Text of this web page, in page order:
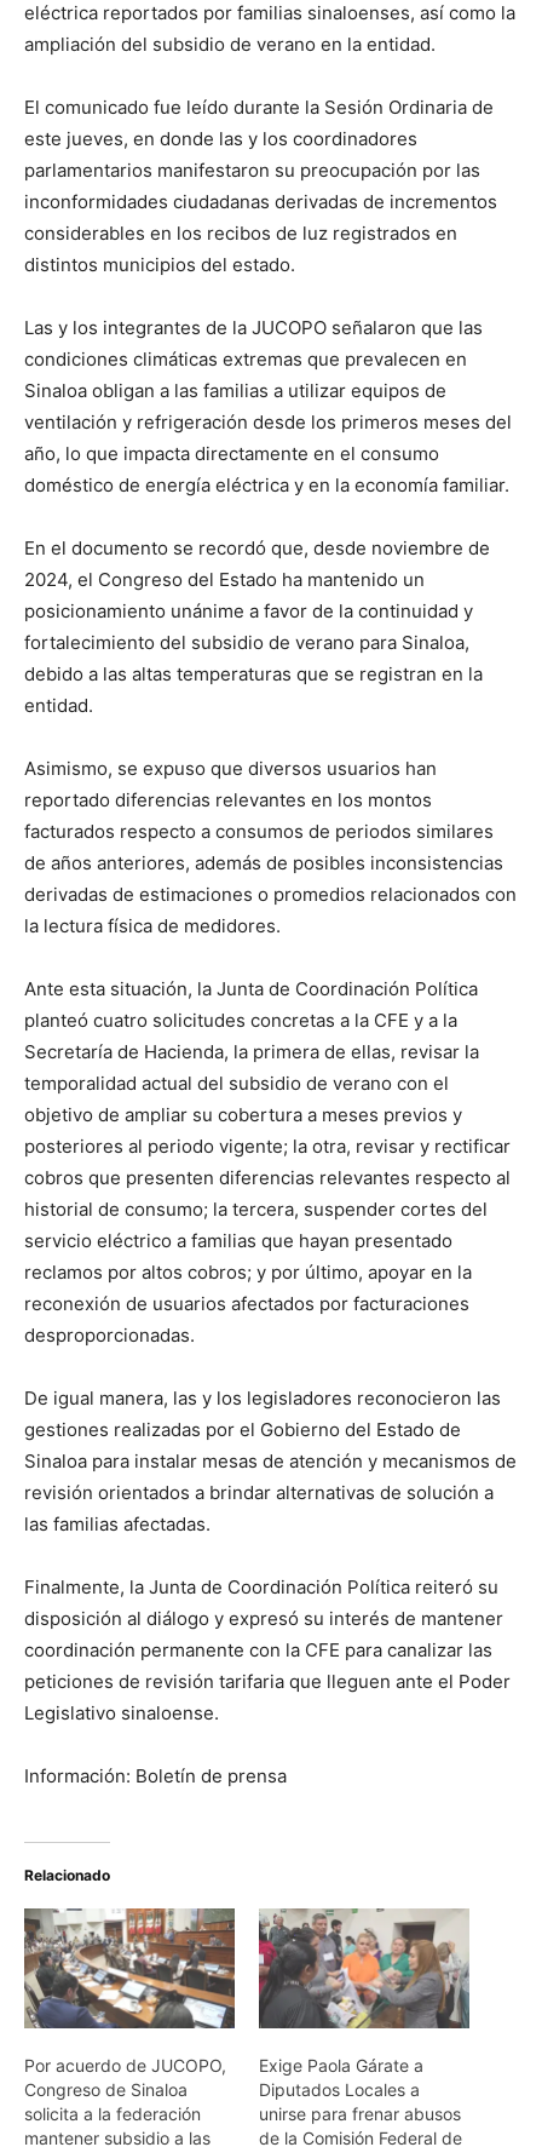
eléctrica reportados por familias sinaloenses, así como la
ampliación del subsidio de verano en la entidad.
El comunicado fue leído durante la Sesión Ordinaria de
este jueves, en donde las y los coordinadores
parlamentarios manifestaron su preocupación por las
inconformidades ciudadanas derivadas de incrementos
considerables en los recibos de luz registrados en
distintos municipios del estado.
Las y los integrantes de la JUCOPO señalaron que las
condiciones climáticas extremas que prevalecen en
Sinaloa obligan a las familias a utilizar equipos de
ventilación y refrigeración desde los primeros meses del
año, lo que impacta directamente en el consumo
doméstico de energía eléctrica y en la economía familiar.
En el documento se recordó que, desde noviembre de
2024, el Congreso del Estado ha mantenido un
posicionamiento unánime a favor de la continuidad y
fortalecimiento del subsidio de verano para Sinaloa,
debido a las altas temperaturas que se registran en la
entidad.
Asimismo, se expuso que diversos usuarios han
reportado diferencias relevantes en los montos
facturados respecto a consumos de periodos similares
de años anteriores, además de posibles inconsistencias
derivadas de estimaciones o promedios relacionados con
la lectura física de medidores.
Ante esta situación, la Junta de Coordinación Política
planteó cuatro solicitudes concretas a la CFE y a la
Secretaría de Hacienda, la primera de ellas, revisar la
temporalidad actual del subsidio de verano con el
objetivo de ampliar su cobertura a meses previos y
posteriores al periodo vigente; la otra, revisar y rectificar
cobros que presenten diferencias relevantes respecto al
historial de consumo; la tercera, suspender cortes del
servicio eléctrico a familias que hayan presentado
reclamos por altos cobros; y por último, apoyar en la
reconexión de usuarios afectados por facturaciones
desproporcionadas.
De igual manera, las y los legisladores reconocieron las
gestiones realizadas por el Gobierno del Estado de
Sinaloa para instalar mesas de atención y mecanismos de
revisión orientados a brindar alternativas de solución a
las familias afectadas.
Finalmente, la Junta de Coordinación Política reiteró su
disposición al diálogo y expresó su interés de mantener
coordinación permanente con la CFE para canalizar las
peticiones de revisión tarifaria que lleguen ante el Poder
Legislativo sinaloense.
Información: Boletín de prensa
Relacionado
Por acuerdo de JUCOPO,
Congreso de Sinaloa
solicita a la federación
mantener subsidio a las
Exige Paola Gárate a
Diputados Locales a
unirse para frenar abusos
de la Comisión Federal de